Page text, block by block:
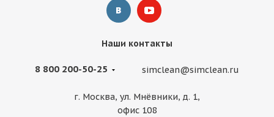
Наши контакты
8 800 200-50-25 simclean@simclean.ru
г. Москва, ул. Мнёвники, д. 1,
офис 108